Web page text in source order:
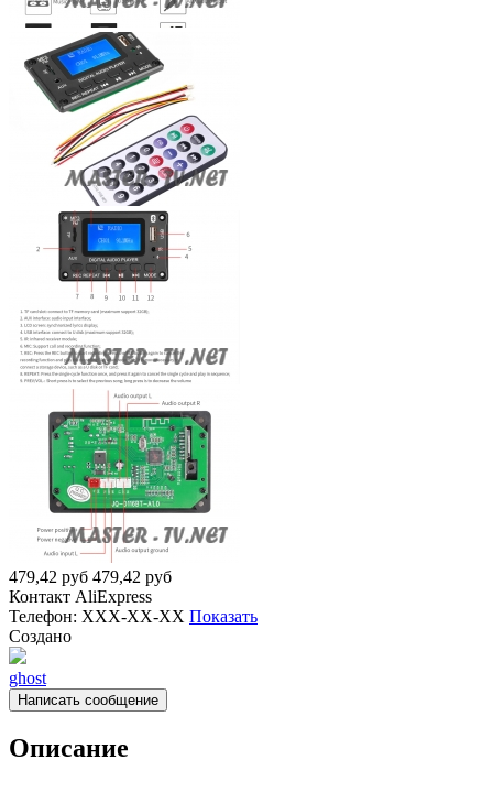
479,42 руб 479,42 руб
Контакт AliExpress
Телефон: XXX-XX-XX Показать
Создано
ghost
Написать сообщение
Описание